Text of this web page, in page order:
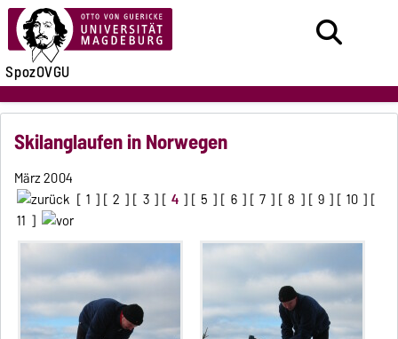
SpozOVGU
Skilanglaufen in Norwegen
März 2004
[ 1 ] [ 2 ] [ 3 ] [ 4 ] [ 5 ] [ 6 ] [ 7 ] [ 8 ] [ 9 ] [ 10 ] [
11 ]